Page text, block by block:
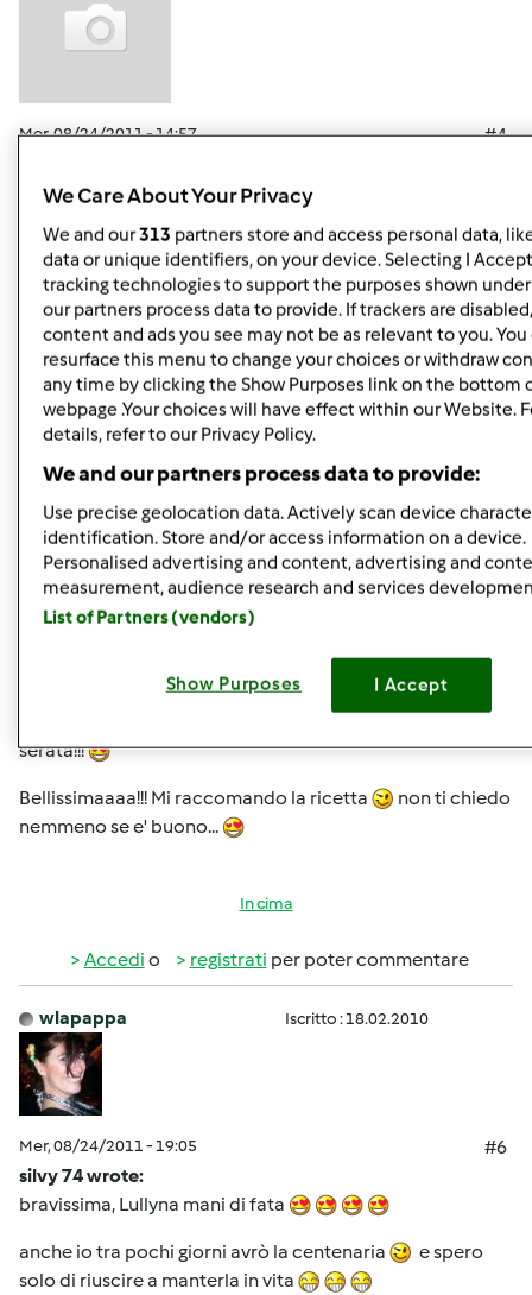
Mer, 08/24/2011 - 14:57
#4
tartarugone
In cima
Accedi o registratiper poter commentare
wlapappa Iscritto : 18.02.2010
Mer, 08/24/2011 - 19:02
#5
lully wrote:
oggi la mia Pappi si è comportata benissimo, guardate
che bel panone tipo tartaruga mi ha regalato:
serata!!!
Bellissimaaaa!!! Mi raccomando la ricetta
non ti chiedo
nemmeno se e' buono...
In cima
Accedi o registrati per poter commentare
wlapappa Iscritto : 18.02.2010
Mer, 08/24/2011 - 19:05
#6
silvy 74 wrote:
bravissima, Lullyna mani di fata
anche io tra pochi giorni avrò la centenaria
e spero
solo di riuscire a manterla in vita
We Care About Your Privacy
We and our313 partners store and access personal data,
data or unique identifiers, on your device. Selecting I
tracking technologies to support the purposes shown
our partners process data to provide. If trackers are
content and ads you see may not be as relevant to you. You
resurface this menu to change your choices or withdraw
any time by clicking the Show Purposes link on the bottom
webpage .Your choices will have effect within our Website.
details, refer to our Privacy Policy.
We and our partners process data to provide:
Use precise geolocation data. Actively scan device
identification. Store and/or access information on a device.
Personalised advertising and content, advertising and
measurement, audience research and services
List of Partners (vendors)
Show Purposes I Accept